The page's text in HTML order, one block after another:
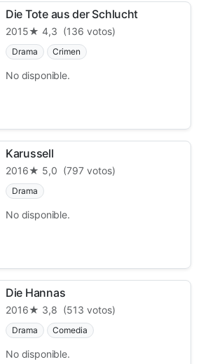
Die Tote aus der Schlucht
2015★ 4,3 (136 votos)
Drama Crimen
No disponible.
Karussell
2016★ 5,0 (797 votos)
Drama
No disponible.
Die Hannas
2016★ 3,8 (513 votos)
Drama Comedia
No disponible.